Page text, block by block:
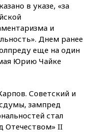
в указе, «за
и
Днем ранее
еще на один
Юрию Чайке
Советский и
зампред
стал
Отечеством» II